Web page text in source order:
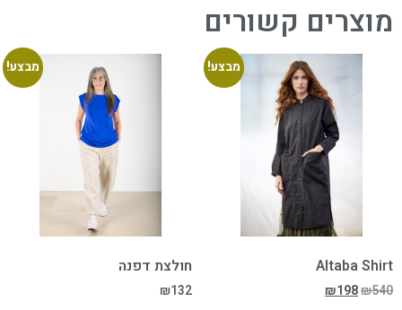
מוצרים קשורים
מבצע!
Altaba Shirt
₪540
₪198
מבצע!
חולצת דפנה
₪132